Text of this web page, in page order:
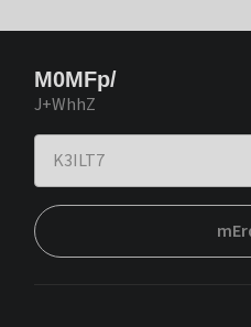
M0MFp/
J+WhhZ